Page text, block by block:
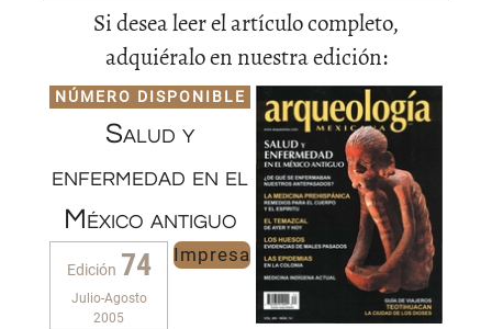
Si desea leer el artículo completo,
adquiéralo en nuestra edición:
NÚMERO DISPONIBLE
Salud y
enfermedad en el
México antiguo
Edición 74
Julio-Agosto
2005
Impresa